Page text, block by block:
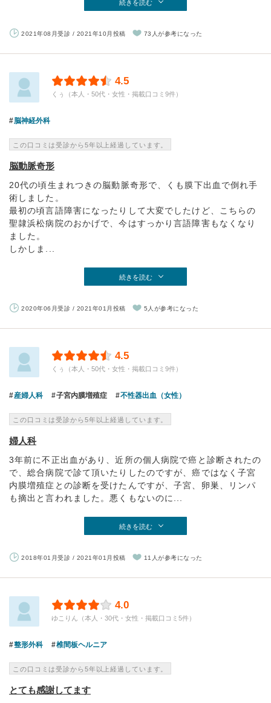
続きを読む
2021年08月受診 / 2021年10月投稿 73人が参考になった
4.5
くぅ（本人・50代・女性・掲載口コミ9件）
脳神経外科
この口コミは受診から5年以上経過しています。
脳動脈奇形
20代の頃生まれつきの脳動脈奇形で、くも膜下出血で倒れ手
術しました。
最初の頃言語障害になったりして大変でしたけど、こちらの
聖隷浜松病院のおかげで、今はすっかり言語障害もなくなり
ました。
しかしま...
続きを読む
2020年06月受診 / 2021年01月投稿 5人が参考になった
4.5
くぅ（本人・50代・女性・掲載口コミ9件）
産婦人科 子宮内膜増殖症 不性器出血（女性）
この口コミは受診から5年以上経過しています。
婦人科
3年前に不正出血があり、近所の個人病院で癌と診断されたの
で、総合病院で診て頂いたりしたのですが、癌ではなく子宮
内膜増殖症との診断を受けたんですが、子宮、卵巣、リンパ
も摘出と言われました。悪くもないのに...
続きを読む
2018年01月受診 / 2021年01月投稿 11人が参考になった
4.0
ゆこりん（本人・30代・女性・掲載口コミ5件）
整形外科 椎間板ヘルニア
この口コミは受診から5年以上経過しています。
とても感謝してます